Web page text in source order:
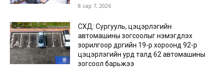
8 сар 7, 2026
СХД: Сургууль, цэцэрлэгийн
автомашины зогсоолыг нэмэгдүүлэх
зорилгоор дүүргийн 19-р хороонд 92-р
цэцэрлэгийн урд талд 62 автомашины
зогсоол барьжээ